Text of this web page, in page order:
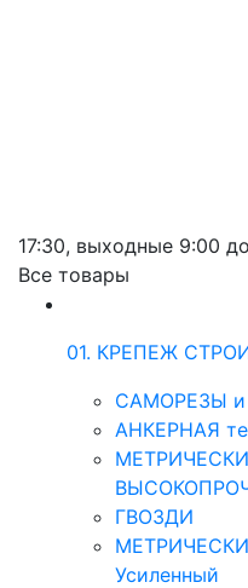
17:30, выходные 9:00
Все товары
01. КРЕПЕЖ
САМОРЕЗЫ
АНКЕРНАЯ
ГВОЗДИ
Усиленный